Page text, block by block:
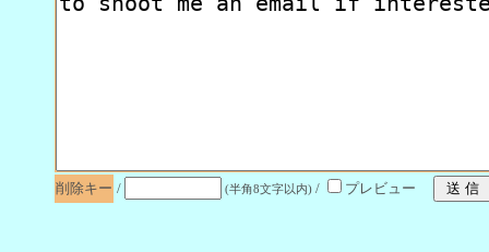
削除キー / (半角8文字以内) / プレビュー